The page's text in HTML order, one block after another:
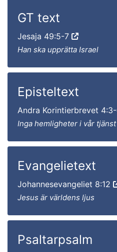
GT text
Jesaja 49:5-7
Han ska upprätta Israel
Episteltext
Andra Korintierbrevet
Inga hemligheter i vår tjänst
Evangelietext
Johannesevangeliet 8:12
Jesus är världens ljus
Psaltarpsalm